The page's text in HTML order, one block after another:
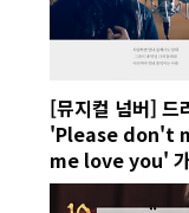
[뮤지컬 넘버] 드
'Please don't
me love you'